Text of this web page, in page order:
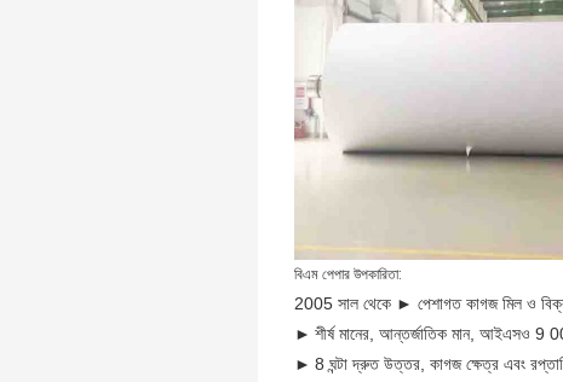
বিএম পেপার উপকারিতা:
2005 সাল থেকে ► পেশাগত কাগজ মিল ও
► শীর্ষ মানের, আন্তর্জাতিক মান, আইএসও
► 8 ঘন্টা দ্রুত উত্তর, কাগজ ক্ষেত্র এবং